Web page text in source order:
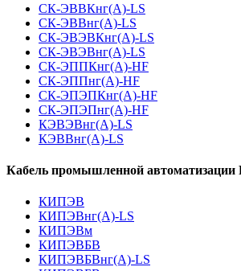
СК-ЭВВКнг(А)-LS
СК-ЭВВнг(А)-LS
СК-ЭВЭВКнг(А)-LS
СК-ЭВЭВнг(А)-LS
СК-ЭППКнг(А)-HF
СК-ЭППнг(А)-HF
СК-ЭПЭПКнг(А)-HF
СК-ЭПЭПнг(А)-HF
КЭВЭВнг(А)-LS
КЭВВнг(А)-LS
Кабель промышленной автоматизации
КИПЭВ
КИПЭВнг(А)-LS
КИПЭВм
КИПЭВБВ
КИПЭВБВнг(А)-LS